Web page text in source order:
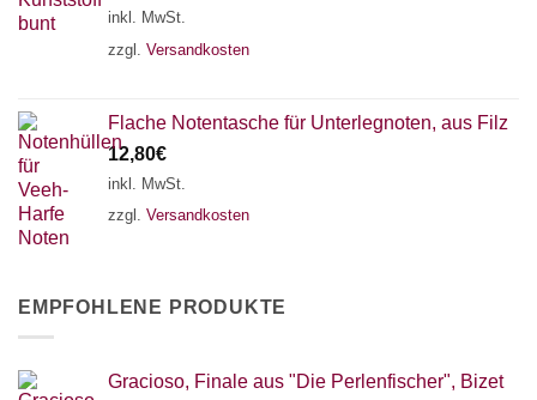
inkl. MwSt.
zzgl. Versandkosten
Flache Notentasche für Unterlegnoten, aus Filz
12,80€
inkl. MwSt.
zzgl. Versandkosten
EMPFOHLENE PRODUKTE
Gracioso, Finale aus "Die Perlenfischer", Bizet